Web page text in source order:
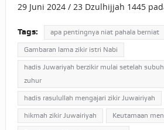
29 Juni 2024 / 23 Dzulhijjah 1445
Tags: apa pentingnya niat pahala berniat
Gambaran lama zikir istri Nabi
hadis Juwariyah berzikir mulai setelah
zuhur
hadis rasulullah mengajari zikir Juwairiyah
hikmah zikir Juwairiyah Keutamaan